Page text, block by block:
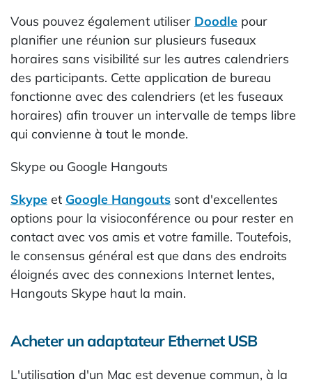
Vous pouvez également utiliser Doodle pour
planifier une réunion sur plusieurs fuseaux
horaires sans visibilité sur les autres calendriers
des participants. Cette application de bureau
fonctionne avec des calendriers (et les fuseaux
horaires) afin trouver un intervalle de temps libre
qui convienne à tout le monde.
Skype ou Google Hangouts
Skype et Google Hangouts sont d'excellentes
options pour la visioconférence ou pour rester en
contact avec vos amis et votre famille. Toutefois,
le consensus général est que dans des endroits
éloignés avec des connexions Internet lentes,
Hangouts Skype haut la main.
Acheter un adaptateur Ethernet USB
L'utilisation d'un Mac est devenue commun, à la